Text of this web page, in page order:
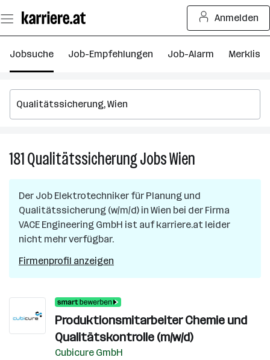
Seiteninhalt
springen
Anmelden
Jobsuche Job-Empfehlungen Job-Alarm Merkliste
181QualitätssicherungJobsWien
in
Wien
Der Job Elektrotechniker für Planung und
Qualitätssicherung (w/m/d) in Wien bei der Firma
VACE Engineering GmbH ist auf karriere.at leider
nicht mehr verfügbar.
Firmenprofil anzeigen
Produktionsmitarbeiter Chemie und
Qualitätskontrolle (m/w/d)
Cubicure GmbH